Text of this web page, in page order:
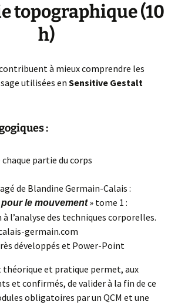
topographique (10
h)
à mieux comprendre les
utilisées en Sensitive Gestalt
:
partie du corps
de Blandine Germain-Calais :
le mouvement» tome 1 :
l’analyse des techniques corporelles.
germain.com
développés et Power-Point
et pratique permet, aux
et confirmés, de valider à la fin de ce
obligatoires par un QCM et une